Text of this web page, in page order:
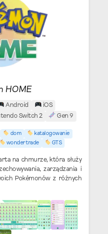
HOME
Android
iOS
Switch 2 Gen 9
dom
katalogowanie
wonder trade GTS
na chmurze, która służy
zarządzania i
Pokémonów z różnych